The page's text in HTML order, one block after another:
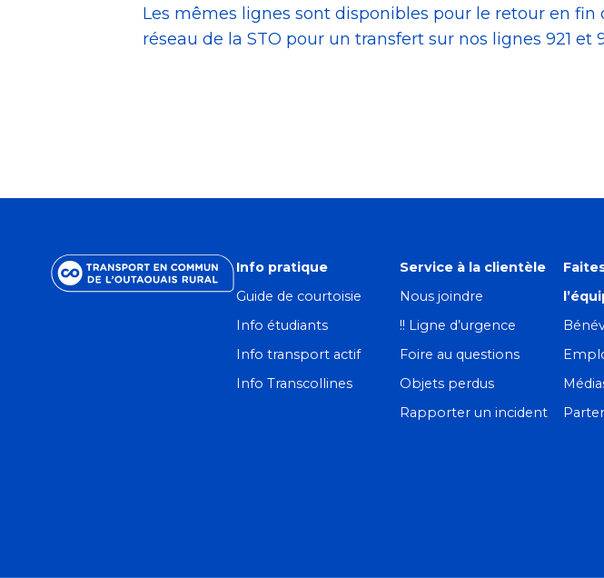
Les mêmes lignes sont disponibles pour le retour en fin
réseau de la STO pour un transfert sur nos lignes 921 et
Info pratique
Guide de courtoisie
Info étudiants
Info transport actif
Info Transcollines
Service à la clientèle
Nous joindre
!! Ligne d’urgence
Foire au questions
Objets perdus
Rapporter un incident